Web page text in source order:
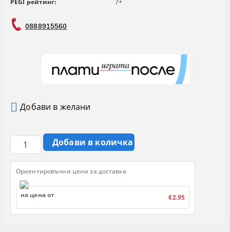
PEGI рейтинг:
7+
0888915560
Добави в желани
Ориентировъчни цени за доставка
на цена от €2.95